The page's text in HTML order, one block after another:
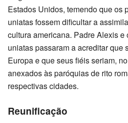
Estados Unidos, temendo que os
uniatas fossem dificultar a
cultura americana. Padre Alexis e
uniatas passaram a acreditar que
Europa e que seus fiéis seriam,
anexados às paróquias de rito
respectivas cidades.
Reunificação